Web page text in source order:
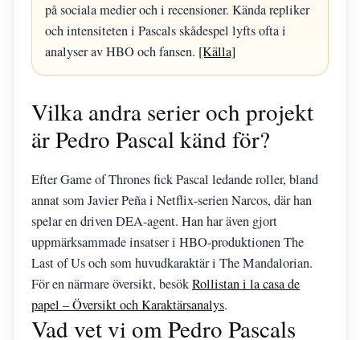
på sociala medier och i recensioner. Kända repliker
och intensiteten i Pascals skådespel lyfts ofta i
analyser av HBO och fansen. [Källa]
Vilka andra serier och projekt
är Pedro Pascal känd för?
Efter Game of Thrones fick Pascal ledande roller, bland
annat som Javier Peña i Netflix-serien Narcos, där han
spelar en driven DEA-agent. Han har även gjort
uppmärksammade insatser i HBO-produktionen The
Last of Us och som huvudkaraktär i The Mandalorian.
För en närmare översikt, besökRollistan i la casa de
papel – Översikt och Karaktärsanalys.
Vad vet vi om Pedro Pascals